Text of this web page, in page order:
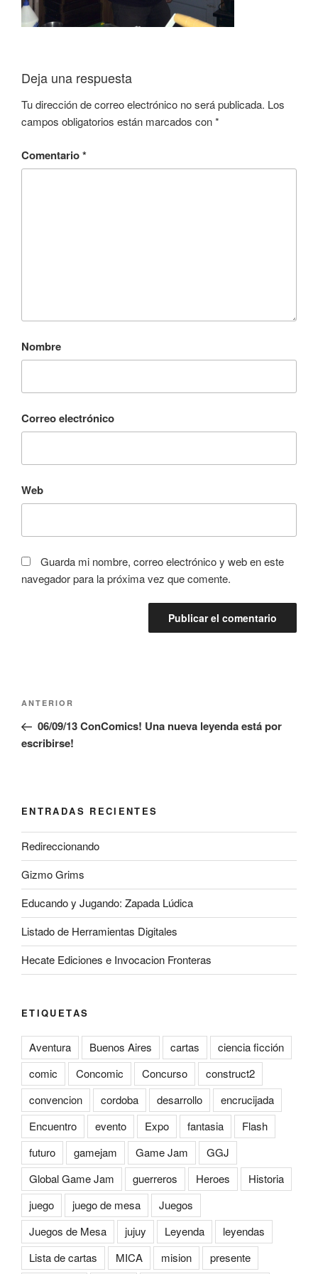
Deja una respuesta
Tu dirección de correo electrónico no será publicada. Los
campos obligatorios están marcados con*
Comentario*
Nombre
Correo electrónico
Web
Guarda mi nombre, correo electrónico y web en este
navegador para la próxima vez que comente.
Navegación
entradas
Entrada
anterior:
ANTERIOR
06/09/13 ConComics! Una nueva leyenda está por
escribirse!
ENTRADAS RECIENTES
Redireccionando
Gizmo Grims
Educando y Jugando: Zapada Lúdica
Listado de Herramientas Digitales
Hecate Ediciones e Invocacion Fronteras
ETIQUETAS
Aventura Buenos Aires cartas
ciencia ficción
comic
Concomic Concurso
construct2
convencion
cordoba desarrollo
encrucijada
Encuentro
evento Expo fantasia
Flash
futuro
gamejam Game Jam
GGJ
Global Game Jam
guerreros Heroes
Historia
juego
juego de mesa
Juegos
Juegos de Mesa
jujuy Leyenda
leyendas
Lista de cartas
MICA mision presente